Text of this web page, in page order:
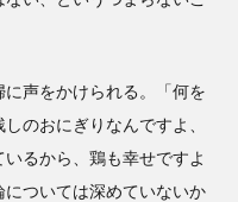
声をかけられる。「何を
のおにぎりなんですよ、
るから、鶏も幸せですよ
ついては深めていないか